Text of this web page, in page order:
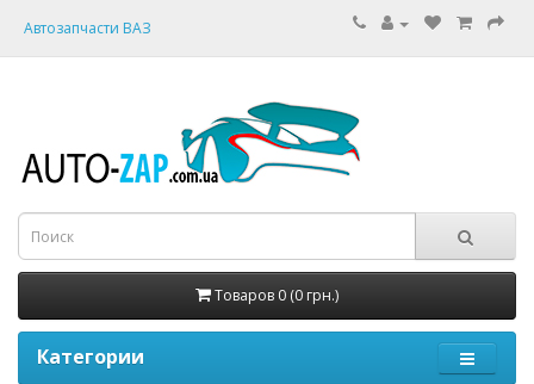
Автозапчасти ВАЗ
Товаров 0 (0 грн.)
Категории